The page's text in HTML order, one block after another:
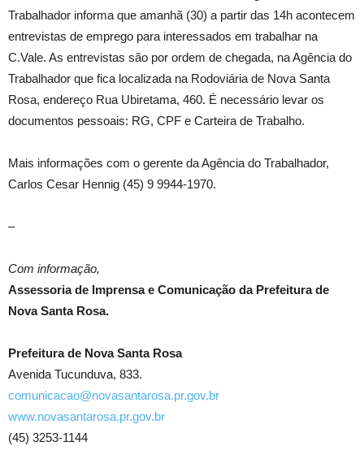
Trabalhador informa que amanhã (30) a partir das 14h acontecem
entrevistas de emprego para interessados em trabalhar na
C.Vale. As entrevistas são por ordem de chegada, na Agência do
Trabalhador que fica localizada na Rodoviária de Nova Santa
Rosa, endereço Rua Ubiretama, 460. É necessário levar os
documentos pessoais: RG, CPF e Carteira de Trabalho.
Mais informações com o gerente da Agência do Trabalhador,
Carlos Cesar Hennig (45) 9 9944-1970.
–
Com informação,
Assessoria de Imprensa e Comunicação da Prefeitura de
Nova Santa Rosa.
Prefeitura de Nova Santa Rosa
Avenida Tucunduva, 833.
comunicacao@novasantarosa.pr.gov.br
www.novasantarosa.pr.gov.br
(45) 3253-1144